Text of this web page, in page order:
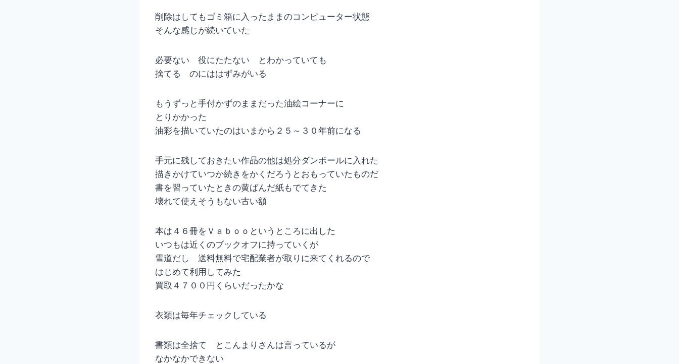
削除はしてもゴミ箱に入ったままのコンピューター状態
そんな感じが続いていた
必要ない 役にたたない とわかっていても
捨てる のにははずみがいる
もうずっと手付かずのままだった油絵コーナーに
とりかかった
油彩を描いていたのはいまから２５～３０年前になる
手元に残しておきたい作品の他は処分ダンボールに入れた
描きかけていつか続きをかくだろうとおもっていたものだ
書を習っていたときの黄ばんだ紙もでてきた
壊れて使えそうもない古い額
本は４６冊をＶａｂｏｏというところに出した
いつもは近くのブックオフに持っていくが
雪道だし 送料無料で宅配業者が取りに来てくれるので
はじめて利用してみた
買取４７００円くらいだったかな
衣類は毎年チェックしている
書類は全捨て とこんまりさんは言っているが
なかなかできない